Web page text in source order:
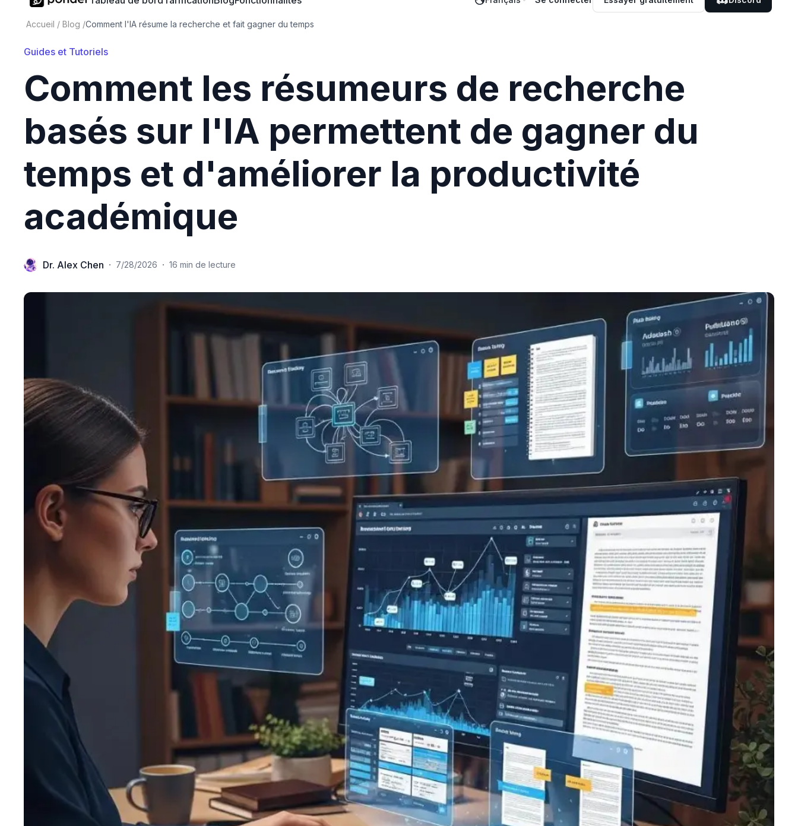
Accueil / Blog /Comment l'IA résume la recherche et fait gagner du temps
Guides et Tutoriels
Comment les résumeurs de recherche
basés sur l'IA permettent de gagner du
temps et d'améliorer la productivité
académique
Dr. Alex Chen · 7/28/2026 · 16 min de lecture